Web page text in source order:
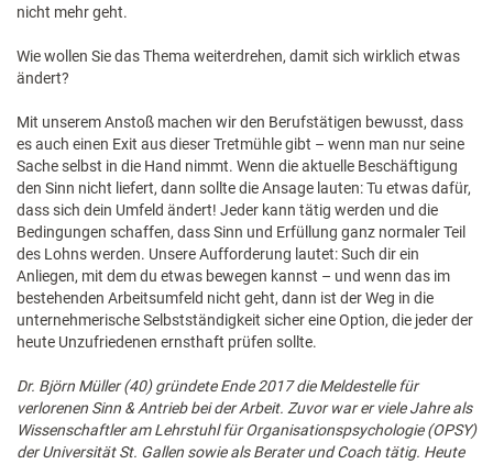
nicht mehr geht.
Wie wollen Sie das Thema weiterdrehen, damit sich wirklich etwas
ändert?
Mit unserem Anstoß machen wir den Berufstätigen bewusst, dass
es auch einen Exit aus dieser Tretmühle gibt – wenn man nur seine
Sache selbst in die Hand nimmt. Wenn die aktuelle Beschäftigung
den Sinn nicht liefert, dann sollte die Ansage lauten: Tu etwas dafür,
dass sich dein Umfeld ändert! Jeder kann tätig werden und die
Bedingungen schaffen, dass Sinn und Erfüllung ganz normaler Teil
des Lohns werden. Unsere Aufforderung lautet: Such dir ein
Anliegen, mit dem du etwas bewegen kannst – und wenn das im
bestehenden Arbeitsumfeld nicht geht, dann ist der Weg in die
unternehmerische Selbstständigkeit sicher eine Option, die jeder der
heute Unzufriedenen ernsthaft prüfen sollte.
Dr. Björn Müller (40) gründete Ende 2017 die Meldestelle für
verlorenen Sinn & Antrieb bei der Arbeit. Zuvor war er viele Jahre als
Wissenschaftler am Lehrstuhl für Organisationspsychologie (OPSY)
der Universität St. Gallen sowie als Berater und Coach tätig. Heute